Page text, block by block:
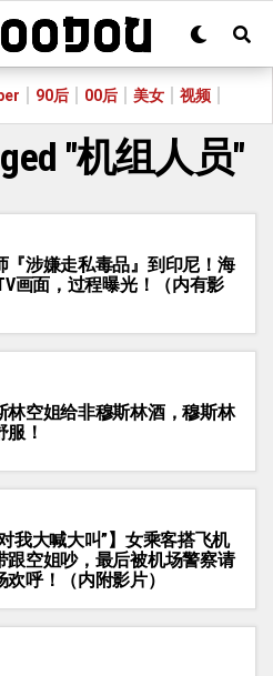
90后 00后 美女 视频
"机组人员"
『涉嫌走私毒品』到印尼！海
画面，过程曝光！（内有影
林空姐给非穆斯林酒，穆斯林
！
对我大喊大叫”】女乘客搭飞机
跟空姐吵，最后被机场警察请
呼！（内附影片）